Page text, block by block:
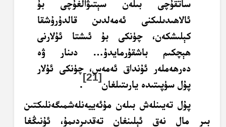
ساتقۇچى بىلەن سېتىۋالغۇچى بۇ
ئالاھىدىلىكنى ئەمەلدىن قالدۇرۇشقا
كېلىشكەن، چۈنكى بۇ ئىشتا ئۇلارنى
ھېچكىم باشقۇرمايدۇ… دىنار ۋە
دەرھەملەر ئۇنداق ئەمەس، چۈنكى ئۇلار
پۇل سۈپىتىدە يارىتىلغان
[21]
.
پۇل تەيىنلەش بىلەن مۇئەييەنلەشمىگەنلىكتىن
بىر مال نەق ئېلىنغان تەقدىردىمۇ، ئۇنىڭغا